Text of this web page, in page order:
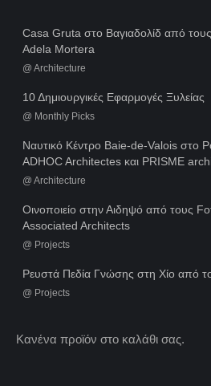
Casa Gruta στο Βαγιαδολίδ από
Adela Mortera
@ Architecture
10 Δημιουργικές Εφαρμογές Ξυλείας
@ Monthly Picks
Ναυτικό Κέντρο Baie-de-Valois στο
ADHOC Architectes και PRISME
@ Architecture
Οινοποιείο στην Αιδηψό από τους
Associated Architects
@ Projects
Ρευστά Πεδία Γνώσης στη Χίο από
@ Projects
Κανένα προϊόν στο καλάθι σας.